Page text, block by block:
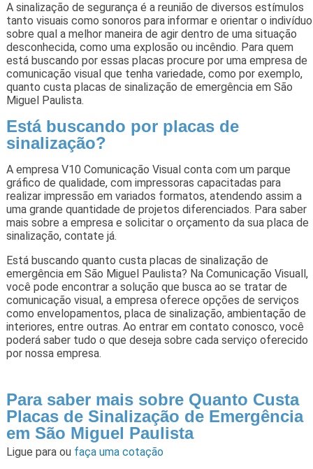
A sinalização de segurança é a reunião de diversos estímulos
tanto visuais como sonoros para informar e orientar o indivíduo
sobre qual a melhor maneira de agir dentro de uma situação
desconhecida, como uma explosão ou incêndio. Para quem
está buscando por essas placas procure por uma empresa de
comunicação visual que tenha variedade, como por exemplo,
quanto custa placas de sinalização de emergência em São
Miguel Paulista.
Está buscando por placas de
sinalização?
A empresa V10 Comunicação Visual conta com um parque
gráfico de qualidade, com impressoras capacitadas para
realizar impressão em variados formatos, atendendo assim a
uma grande quantidade de projetos diferenciados. Para saber
mais sobre a empresa e solicitar o orçamento da sua placa de
sinalização, contate já.
Está buscando quanto custa placas de sinalização de
emergência em São Miguel Paulista? Na Comunicação Visuall,
você pode encontrar a solução que busca ao se tratar de
comunicação visual, a empresa oferece opções de serviços
como envelopamentos, placa de sinalização, ambientação de
interiores, entre outras. Ao entrar em contato conosco, você
poderá saber tudo o que deseja sobre cada serviço oferecido
por nossa empresa.
Para saber mais sobre Quanto Custa
Placas de Sinalização de Emergência
em São Miguel Paulista
Ligue para ou faça uma cotação